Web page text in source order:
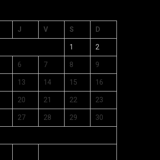
J V S D
1 2
6 7 8 9
13 14 15 16
20 21 22 23
27 28 29 30